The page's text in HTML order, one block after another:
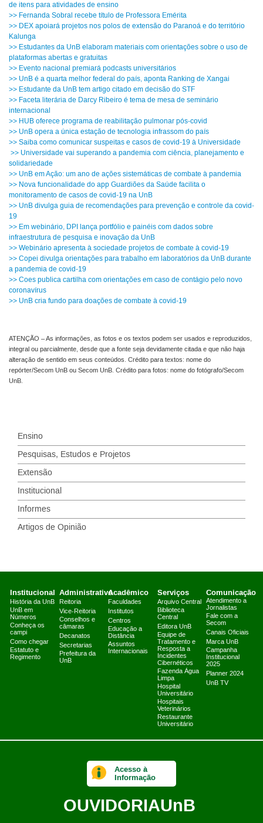
de itens para atividades de ensino
>> Fernanda Sobral recebe título de Professora Emérita
>> DEX apoiará projetos nos polos de extensão do Paranoá e do território
Kalunga
>> Estudantes da UnB elaboram materiais com orientações sobre o uso de
plataformas abertas e gratuitas
>> Evento nacional premiará podcasts universitários
>> UnB é a quarta melhor federal do país, aponta Ranking de Xangai
>> Estudante da UnB tem artigo citado em decisão do STF
>> Faceta literária de Darcy Ribeiro é tema de mesa de seminário
internacional
>> HUB oferece programa de reabilitação pulmonar pós-covid
>> UnB opera a única estação de tecnologia infrassom do país
>> Saiba como comunicar suspeitas e casos de covid-19 à Universidade
>> Universidade vai superando a pandemia com ciência, planejamento e
solidariedade
>> UnB em Ação: um ano de ações sistemáticas de combate à pandemia
>> Nova funcionalidade do app Guardiões da Saúde facilita o
monitoramento de casos de covid-19 na UnB
>> UnB divulga guia de recomendações para prevenção e controle da covid-
19
>> Em webinário, DPI lança portfólio e painéis com dados sobre
infraestrutura de pesquisa e inovação da UnB
>> Webinário apresenta à sociedade projetos de combate à covid-19
>> Copei divulga orientações para trabalho em laboratórios da UnB durante
a pandemia de covid-19
>> Coes publica cartilha com orientações em caso de contágio pelo novo
coronavírus
>> UnB cria fundo para doações de combate à covid-19
ATENÇÃO – As informações, as fotos e os textos podem ser usados e reproduzidos,
integral ou parcialmente, desde que a fonte seja devidamente citada e que não haja
alteração de sentido em seus conteúdos. Crédito para textos: nome do
repórter/Secom UnB ou Secom UnB. Crédito para fotos: nome do fotógrafo/Secom
UnB.
Ensino
Pesquisas, Estudos e Projetos
Extensão
Institucional
Informes
Artigos de Opinião
Institucional
História da UnB
UnB em
Números
Conheça os
campi
Como chegar
Estatuto e
Regimento
Administrativo
Reitoria
Vice-Reitoria
Conselhos e
câmaras
Decanatos
Secretarias
Prefeitura da
UnB
Acadêmico
Faculdades
Institutos
Centros
Educação a
Distância
Assuntos
Internacionais
Serviços
Arquivo Central
Biblioteca
Central
Editora UnB
Equipe de
Tratamento e
Resposta a
Incidentes
Cibernéticos
Fazenda Água
Limpa
Hospital
Universitário
Hospitais
Veterinários
Restaurante
Universitário
Comunicação
Atendimento a
Jornalistas
Fale com a
Secom
Canais Oficiais
Marca UnB
Campanha
Institucional
2025
Planner 2024
UnB TV
Acesso à
Informação
OUVIDORIAUnB